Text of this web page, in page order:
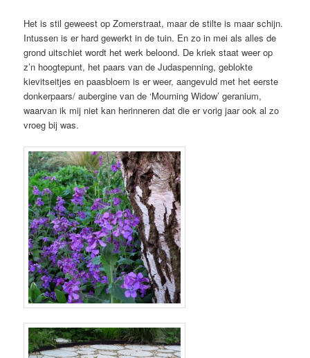
Het is stil geweest op Zomerstraat, maar de stilte is maar schijn.
Intussen is er hard gewerkt in de tuin. En zo in mei als alles de
grond uitschiet wordt het werk beloond. De kriek staat weer op
z’n hoogtepunt, het paars van de Judaspenning, geblokte
kievitseitjes en paasbloem is er weer, aangevuld met het eerste
donkerpaars/ aubergine van de ‘Mourning Widow’ geranium,
waarvan ik mij niet kan herinneren dat die er vorig jaar ook al zo
vroeg bij was.